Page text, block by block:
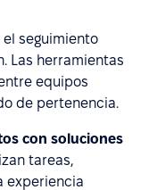
seguimiento
Las herramientas
equipos
de pertenencia.
con soluciones
tareas,
experiencia